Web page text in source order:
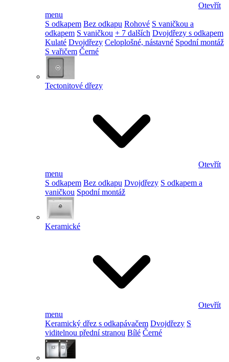
Otevřít
menu
S odkapem Bez odkapu Rohové S vaničkou a
odkapem S vaničkou + 7 dalších Dvojdřezy s odkapem
Kulaté Dvojdřezy Celoplošné, nástavné Spodní montáž
S vařičem Černé
Tectonitové dřezy
Otevřít
menu
S odkapem Bez odkapu Dvojdřezy S odkapem a
vaničkou Spodní montáž
Keramické
Otevřít
menu
Keramický dřez s odkapávačem Dvojdřezy S
viditelnou přední stranou Bílé Černé